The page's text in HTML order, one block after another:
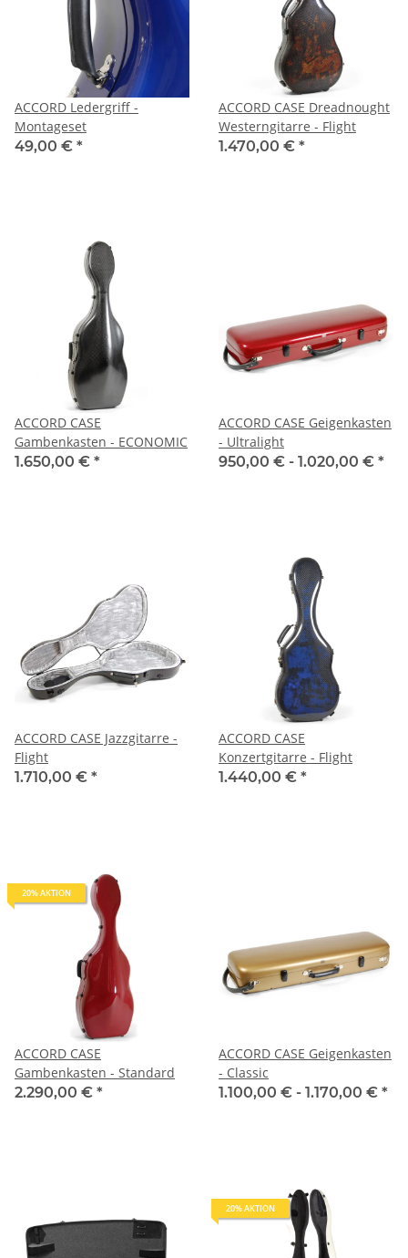
ACCORD Ledergriff -
Montageset
49,00 € *
ACCORD CASE Dreadnought
Westerngitarre - Flight
1.470,00 € *
ACCORD CASE
Gambenkasten - ECONOMIC
1.650,00 € *
ACCORD CASE Geigenkasten
- Ultralight
950,00 € - 1.020,00 € *
ACCORD CASE Jazzgitarre -
Flight
1.710,00 € *
ACCORD CASE
Konzertgitarre - Flight
1.440,00 € *
20% AKTION
ACCORD CASE
Gambenkasten - Standard
2.290,00 € *
ACCORD CASE Geigenkasten
- Classic
1.100,00 € - 1.170,00 € *
20% AKTION